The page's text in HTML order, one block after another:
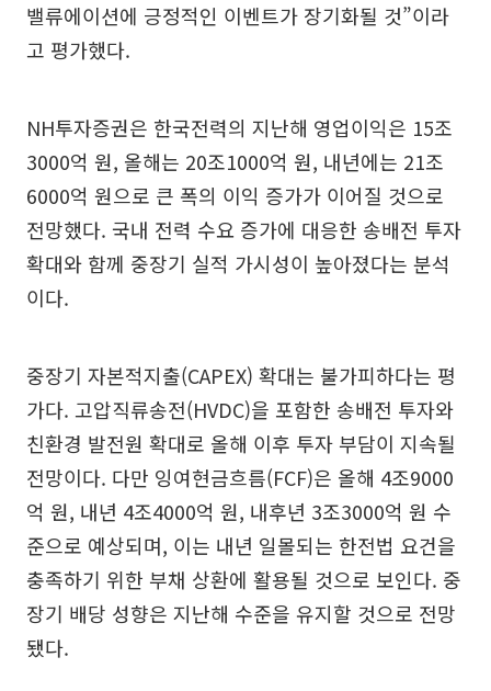
밸류에이션에 긍정적인 이벤트가 장기화될 것”이라
고 평가했다.
NH투자증권은 한국전력의 지난해 영업이익은 15조
3000억 원, 올해는 20조1000억 원, 내년에는 21조
6000억 원으로 큰 폭의 이익 증가가 이어질 것으로
전망했다. 국내 전력 수요 증가에 대응한 송배전 투자
확대와 함께 중장기 실적 가시성이 높아졌다는 분석
이다.
중장기 자본적지출(CAPEX) 확대는 불가피하다는 평
가다. 고압직류송전(HVDC)을 포함한 송배전 투자와
친환경 발전원 확대로 올해 이후 투자 부담이 지속될
전망이다. 다만 잉여현금흐름(FCF)은 올해 4조9000
억 원, 내년 4조4000억 원, 내후년 3조3000억 원 수
준으로 예상되며, 이는 내년 일몰되는 한전법 요건을
충족하기 위한 부채 상환에 활용될 것으로 보인다. 중
장기 배당 성향은 지난해 수준을 유지할 것으로 전망
됐다.